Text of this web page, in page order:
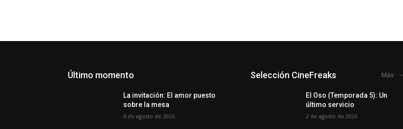
Último momento
La invitación: El amor puesto
sobre la mesa
6 de agosto de 2026
Selección CineFreaks Más
El Oso (Temporada 5): Un
último servicio
2 de agosto de 2026